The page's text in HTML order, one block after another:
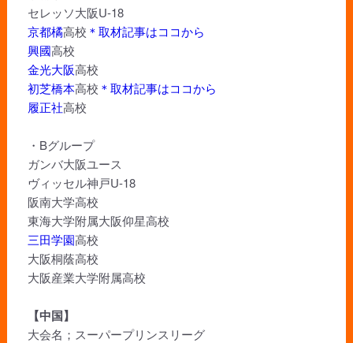
セレッソ大阪U-18
京都橘高校 ＊取材記事はココから
興國高校
金光大阪高校
初芝橋本高校 ＊取材記事はココから
履正社高校
・Bグループ
ガンバ大阪ユース
ヴィッセル神戸U-18
阪南大学高校
東海大学附属大阪仰星高校
三田学園高校
大阪桐蔭高校
大阪産業大学附属高校
【中国】
大会名；スーパープリンスリーグ